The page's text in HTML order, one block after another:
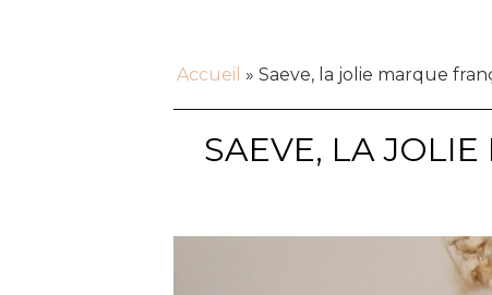
Accueil » Saeve, la jolie marque
SAEVE, LA JOLIE